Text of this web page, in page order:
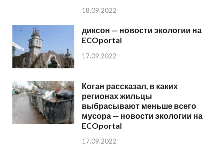
18.09.2022
диксон — новости экологии на
ECOportal
17.09.2022
Коган рассказал, в каких
регионах жильцы
выбрасывают меньше всего
мусора — новости экологии на
ECOportal
17.09.2022